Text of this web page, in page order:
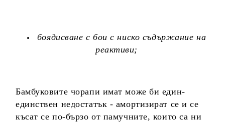
боядисване с бои с ниско съдържание на
реактиви;
Бамбуковите чорапи имат може би един-
единствен недостатък - амортизират се и се
късат се по-бързо от памучните, които са ни